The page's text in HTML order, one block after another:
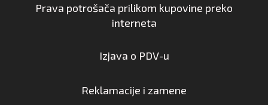
Prava potrošača prilikom kupovine preko
interneta
Izjava o PDV-u
Reklamacije i zamene